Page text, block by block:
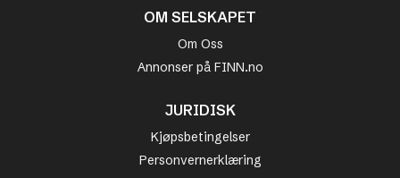
OM SELSKAPET
Om Oss
Annonser på FINN.no
JURIDISK
Kjøpsbetingelser
Personvernerklæring